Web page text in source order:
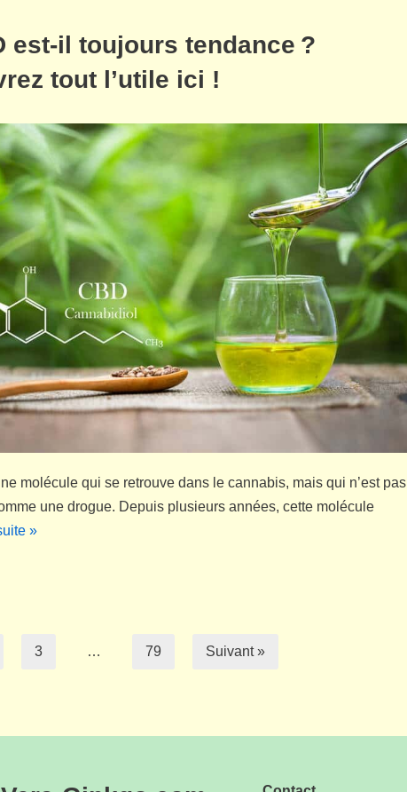
est-il toujours tendance ?
tout l’utile ici !
molécule qui se retrouve dans le cannabis, mais qui n’est pas
une drogue. Depuis plusieurs années, cette molécule
»
3 … 79 Suivant »